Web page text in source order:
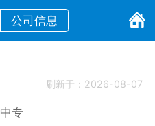
公司信息
刷新于：2026-08-07
中专